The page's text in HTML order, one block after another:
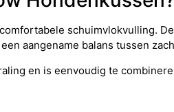
schuimvlokvulling.
aangename balans tussen
en is eenvoudig te